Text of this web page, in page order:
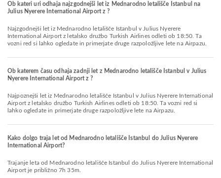
Ob kateri uri odhaja najzgodnejši let iz Mednarodno letališče Istanbul na
Julius Nyerere International Airport z ?
Najzgodnejši let iz Mednarodno letališče Istanbul v Julius Nyerere
International Airport z letalsko družbo Turkish Airlines odleti ob 18:50. Ta
vozni red si lahko ogledate in primerjate druge razpoložljive lete na Airpazu.
Ob katerem času odhaja zadnji let z Mednarodno letališče Istanbul v Julius
Nyerere International Airport z ?
Najpoznejši let iz Mednarodno letališče Istanbul v Julius Nyerere International
Airport z letalsko družbo Turkish Airlines odleti ob 18:50. Ta vozni red si
lahko ogledate in primerjate druge razpoložljive lete na Airpazu.
Kako dolgo traja let od Mednarodno letališče Istanbul do Julius Nyerere
International Airport?
Trajanje leta od Mednarodno letališče Istanbul do Julius Nyerere International
Airport je približno 7h 35m.